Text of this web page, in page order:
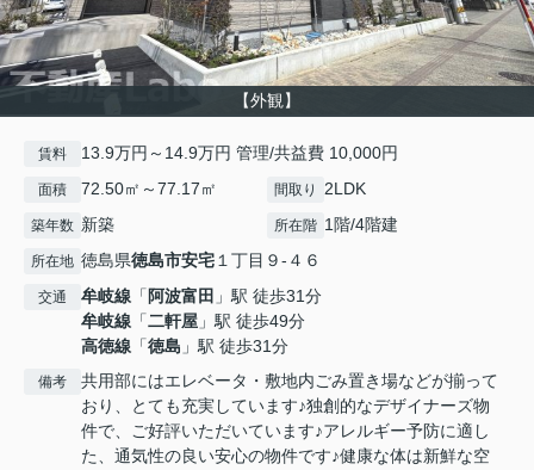
【外観】
賃料 13.9万円～14.9万円 管理/共益費 10,000円
面積 72.50㎡～77.17㎡ 間取り 2LDK
築年数 新築 所在階 1階/4階建
所在地 徳島県徳島市安宅１丁目９-４６
交通 牟岐線 「 阿波富田 」駅 徒歩31分
牟岐線 「二軒屋 」駅 徒歩49分
高徳線 「徳島 」駅 徒歩31分
備考
共用部にはエレベータ・敷地内ごみ置き場などが揃って
おり、とても充実しています♪独創的なデザイナーズ物
件で、ご好評いただいています♪アレルギー予防に適し
た、通気性の良い安心の物件です♪健康な体は新鮮な空